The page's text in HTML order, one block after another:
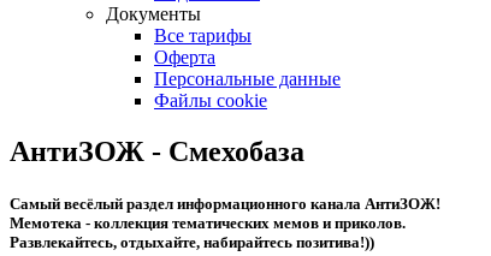
Документы
Все тарифы
Оферта
Персональные данные
Файлы cookie
АнтиЗОЖ - Смехобаза
Cамый весёлый раздел информационного канала АнтиЗОЖ!
Мемотека - коллекция тематических мемов и приколов.
Развлекайтесь, отдыхайте, набирайтесь позитива!))